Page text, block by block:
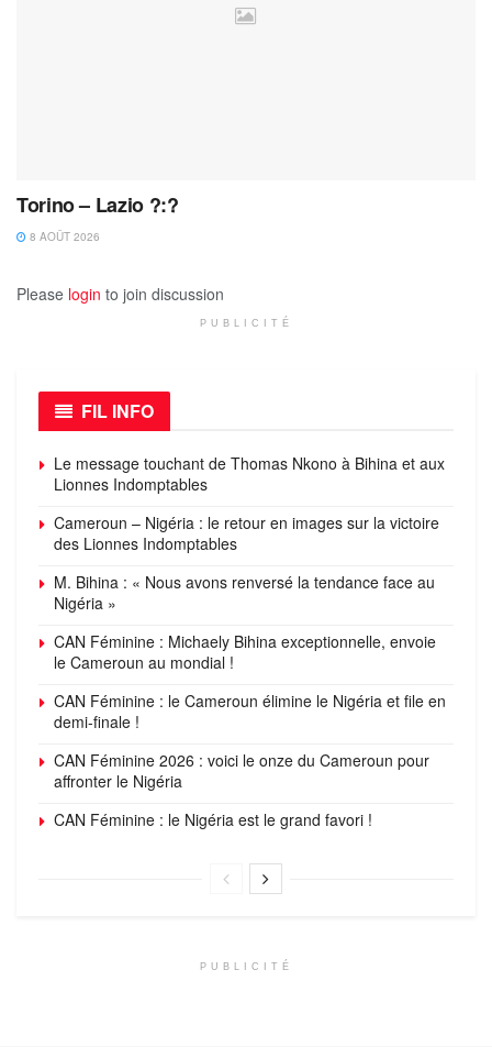
Torino – Lazio ?:?
8 AOÛT 2026
Please login to join discussion
PUBLICITÉ
FIL INFO
Le message touchant de Thomas Nkono à Bihina et aux
Lionnes Indomptables
Cameroun – Nigéria : le retour en images sur la victoire
des Lionnes Indomptables
M. Bihina : « Nous avons renversé la tendance face au
Nigéria »
CAN Féminine : Michaely Bihina exceptionnelle, envoie
le Cameroun au mondial !
CAN Féminine : le Cameroun élimine le Nigéria et file en
demi-finale !
CAN Féminine 2026 : voici le onze du Cameroun pour
affronter le Nigéria
CAN Féminine : le Nigéria est le grand favori !
PUBLICITÉ